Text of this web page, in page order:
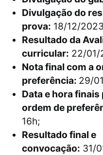
Divulgação do
prova: 18/12/
Resultado da
curricular: 22/01/
Nota final com a
preferência: 29/
Data e hora
ordem de
16h;
Resultado final e
convocação: 31/